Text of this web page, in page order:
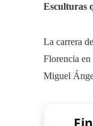
Esculturas
La carrera
Florencia
Miguel